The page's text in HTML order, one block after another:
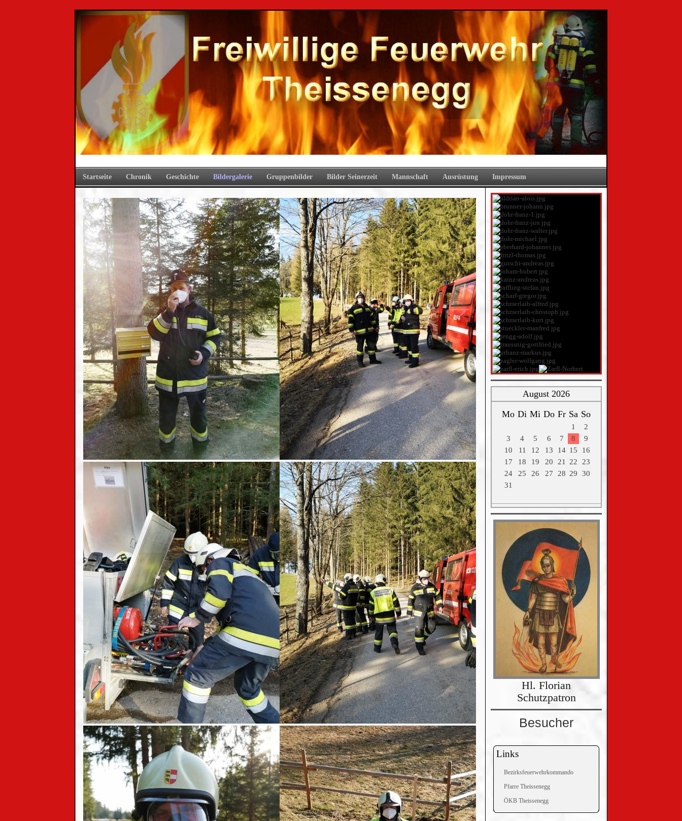
Startseite Chronik Geschichte Bildergalerie Gruppenbilder Bilder Seinerzeit Mannschaft Ausrüstung Impressum
August 2026
Mo Di Mi Do Fr Sa So
1
2
3
4 5 6 7 8
9
10
11 12 13 14 15
16
17
18 19 20 21 22
23
24
25 26 27 28 29
30
31
Hl. Florian
Schutzpatron
Besucher
Links
Bezirksfeuerwehrkommando
Pfarre Theissenegg
ÖKB Theissenegg